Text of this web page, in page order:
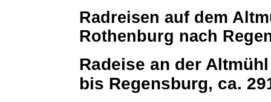
Radreisen auf dem
Rothenburg nach
Radeise an der
bis Regensburg, ca.